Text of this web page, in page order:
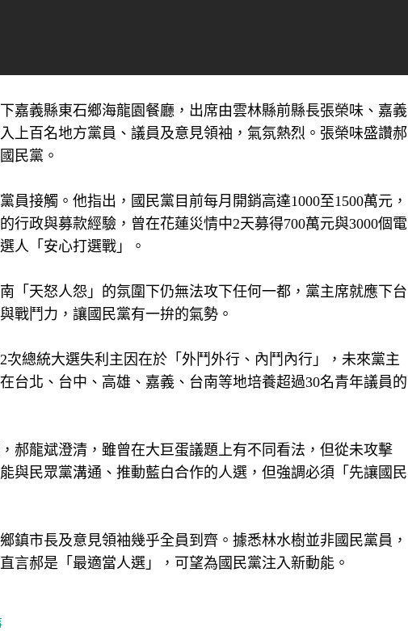
嘉義縣東石鄉海龍園餐廳，出席由雲林縣前縣長張榮味、嘉義
上百名地方黨員、議員及意見領袖，氣氛熱烈。張榮味盛讚郝
民黨。
接觸。他指出，國民黨目前每月開銷高達1000至1500萬元，
行政與募款經驗，曾在花蓮災情中2天募得700萬元與3000個電
人「安心打選戰」。
「天怒人怨」的氛圍下仍無法攻下任何一都，黨主席就應下台
戰鬥力，讓國民黨有一拚的氣勢。
總統大選失利主因在於「外鬥外行、內鬥內行」，未來黨主
台北、台中、高雄、嘉義、台南等地培養超過30名青年議員的
郝龍斌澄清，雖曾在大巨蛋議題上有不同看法，但從未攻擊
與民眾黨溝通、推動藍白合作的人選，但強調必須「先讓國民
鎮市長及意見領袖幾乎全員到齊。據悉林水樹並非國民黨員，
言郝是「最適當人選」，可望為國民黨注入新動能。